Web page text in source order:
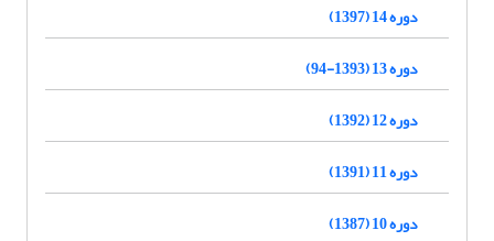
دوره 14 (1397)
دوره 13 (1393-94)
دوره 12 (1392)
دوره 11 (1391)
دوره 10 (1387)